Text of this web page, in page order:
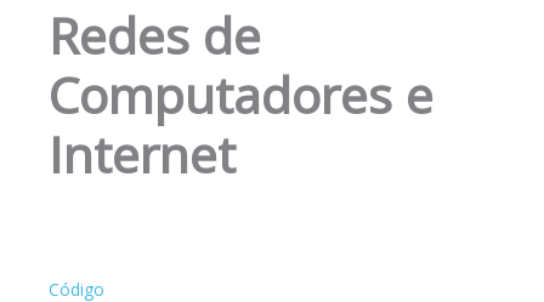
Redes de
Computadores e
Internet
Código